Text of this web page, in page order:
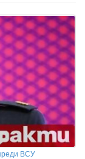
ВСУ